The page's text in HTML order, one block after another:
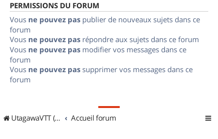
PERMISSIONS DU FORUM
Vous ne pouvez pas publier de nouveaux sujets dans ce
forum
Vous ne pouvez pas répondre aux sujets dans ce forum
Vous ne pouvez pas modifier vos messages dans ce
forum
Vous ne pouvez pas supprimer vos messages dans ce
forum
UtagawaVTT (Randos VTT et VTTAE avec traces GPS) Accueil forum